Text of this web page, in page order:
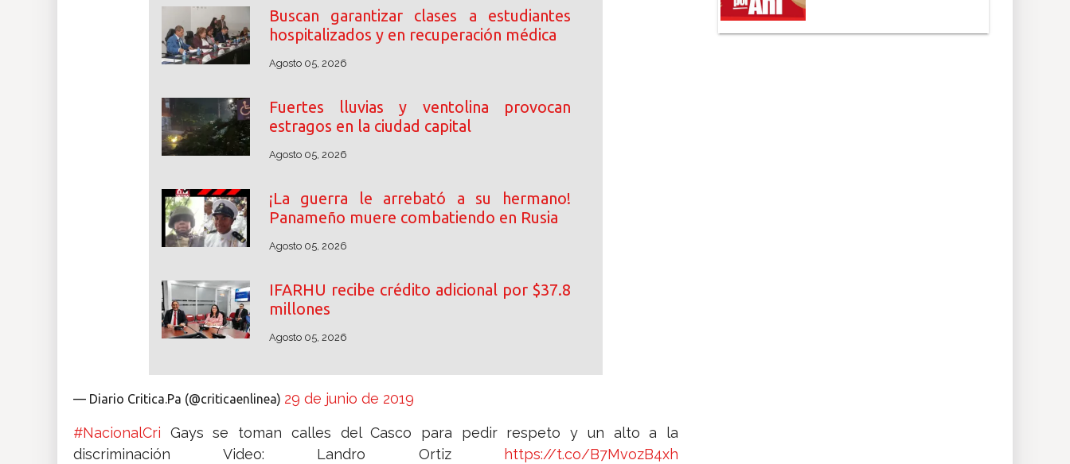
Buscan garantizar clases a estudiantes
hospitalizados y en recuperación médica
Agosto 05, 2026
Fuertes lluvias y ventolina provocan
estragos en la ciudad capital
Agosto 05, 2026
¡La guerra le arrebató a su hermano!
Panameño muere combatiendo en Rusia
Agosto 05, 2026
IFARHU recibe crédito adicional por $37.8
millones
Agosto 05, 2026
— Diario Critica.Pa (@criticaenlinea) 29 de junio de 2019
#NacionalCri Gays se toman calles del Casco para pedir respeto y un alto a la
discriminación Video: Landro Ortiz
https://t.co/B7MvozB4xh